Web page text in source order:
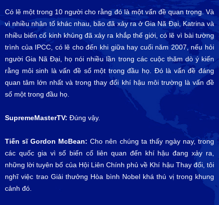
Có lẽ một trong 10 người cho rằng đó là một vấn đề quan trọng. Và
vì nhiều nhân tố khác nhau, bão đã xảy ra ở Gia Nã Đại, Katrina và
nhiều biến cố kinh khủng đã xảy ra khắp thế giới, có lẽ vì bài tường
trình của IPCC, có lẽ cho đến khi giữa hay cuối năm 2007, nếu hỏi
người Gia Nã Đại, họ nói nhiều lần trong các cuộc thăm dò ý kiến
rằng môi sinh là vấn đề số một trong đầu họ. Đó là vấn đề đáng
quan tâm lớn nhất và trong thay đổi khí hậu môi trường là vấn đề
số một trong đầu họ.
SupremeMasterTV: Đúng vậy.
Tiến sĩ Gordon McBean:Cho nên chúng ta thấy ngày nay, trong
các quốc gia vì số biến cố liên quan đến khí hậu đang xảy ra,
những lời tuyên bố của Hội Liên Chính phủ về Khí hậu Thay đổi, tôi
nghĩ việc trao Giải thưởng Hòa bình Nobel khá thú vị trong khung
cảnh đó.